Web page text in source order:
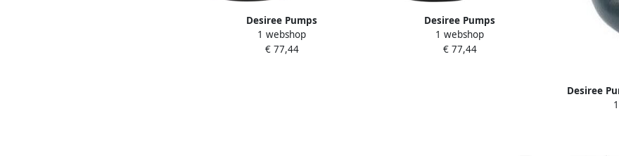
Desiree Pumps
1 webshop
€ 77,44
Desiree Pumps
1 webshop
€ 77,44
Desiree